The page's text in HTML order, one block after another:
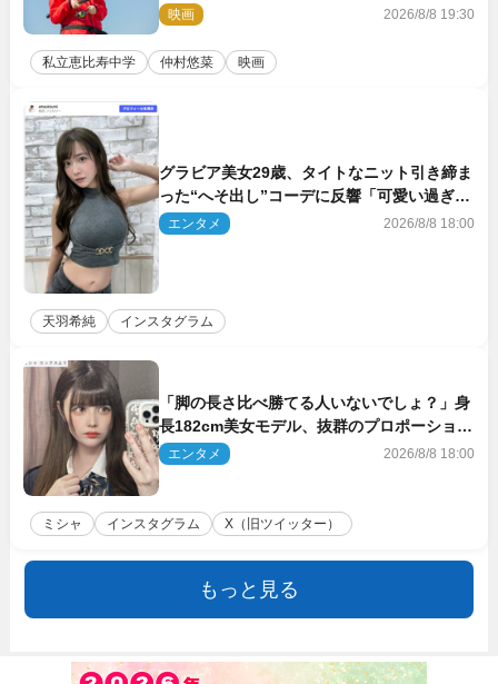
『つりこまち』今秋公開
映画 2026/8/8 19:30
私立恵比寿中学 仲村悠菜 映画
グラビア美女29歳、タイトなニット引き締ま
った“へそ出し”コーデに反響「可愛い過ぎ
る」
エンタメ 2026/8/8 18:00
天羽希純 インスタグラム
「脚の長さ比べ勝てる人いないでしょ？」身
長182cm美女モデル、抜群のプロポーション
にネット衝撃
エンタメ 2026/8/8 18:00
ミシャ インスタグラム X（旧ツイッター）
もっと見る